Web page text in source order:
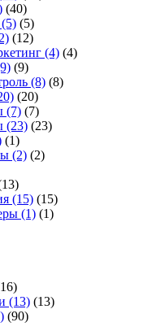
(40)
(5) (5)
(12)
(4) (4)
(9)
(8) (8)
(20)
(7) (7)
(23) (23)
(1)
(2) (2)
(15) (15)
(1) (1)
(13) (13)
(90)